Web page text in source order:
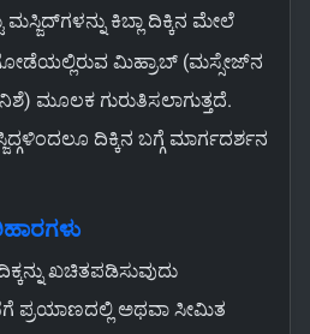
ಮಸ್ಜಿದ್‌ಗಳನ್ನು ಕಿಬ್ಲಾ ದಿಕ್ಕಿನ ಮೇಲೆ
ಮಿಹ್ರಾಬ್ (ಮಸ್ಸೇಜ್‌ನ
ಮೂಲಕ ಗುರುತಿಸಲಾಗುತ್ತದೆ.
ದಿಕ್ಕಿನ ಬಗ್ಗೆ ಮಾರ್ಗದರ್ಶನ
ಖಚಿತಪಡಿಸುವುದು
ಪ್ರಯಾಣದಲ್ಲಿ ಅಥವಾ ಸೀಮಿತ